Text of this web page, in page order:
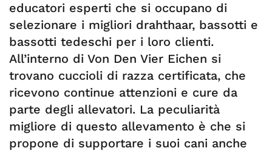
educatori esperti che si occupano di
selezionare i migliori drahthaar, bassotti e
bassotti tedeschi per i loro clienti.
All’interno di Von Den Vier Eichen si
trovano cuccioli di razza certificata, che
ricevono continue attenzioni e cure da
parte degli allevatori. La peculiarità
migliore di questo allevamento è che si
propone di supportare i suoi cani anche